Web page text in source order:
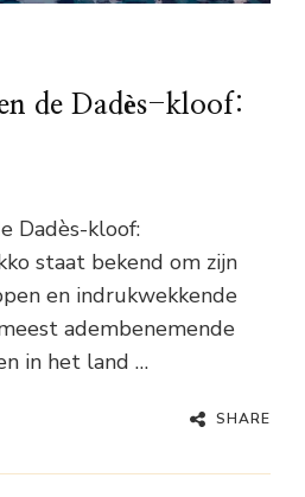
de Dadès-kloof:
Dadès-kloof:
staat bekend om zijn
en indrukwekkende
adembenemende
in het land …
SHARE